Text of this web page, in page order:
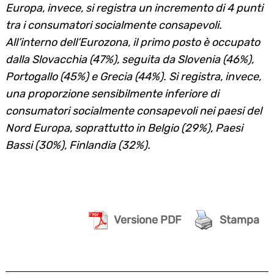
Europa, invece, si registra un incremento di 4 punti
tra i consumatori socialmente consapevoli.
All’interno dell’Eurozona, il primo posto è occupato
dalla Slovacchia (47%), seguita da Slovenia (46%),
Portogallo (45%) e Grecia (44%). Si registra, invece,
una proporzione sensibilmente inferiore di
consumatori socialmente consapevoli nei paesi del
Nord Europa, soprattutto in Belgio (29%), Paesi
Bassi (30%), Finlandia (32%).
Versione PDF Stampa
for: